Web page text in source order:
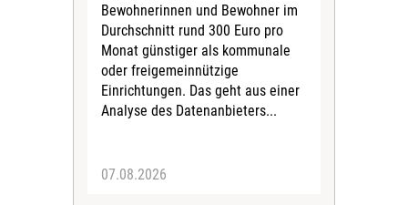
Bewohnerinnen und Bewohner im
Durchschnitt rund 300 Euro pro
Monat günstiger als kommunale
oder freigemeinnützige
Einrichtungen. Das geht aus einer
Analyse des Datenanbieters...
07.08.2026